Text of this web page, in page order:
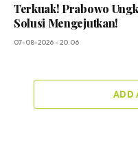
Terkuak! Prabowo
Solusi Mengejutkan!
07-08-2026 - 20.06
ADD